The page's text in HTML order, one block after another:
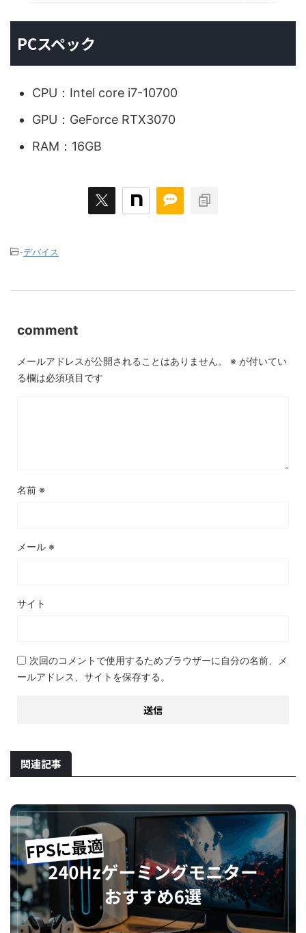
PCスペック
CPU：Intel core i7-10700
GPU：GeForce RTX3070
RAM：16GB
-デバイス
comment
メールアドレスが公開されることはありません。 ※ が付いてい
る欄は必須項目です
名前 ※
メール ※
サイト
次回のコメントで使用するためブラウザーに自分の名前、メ
ールアドレス、サイトを保存する。
関連記事